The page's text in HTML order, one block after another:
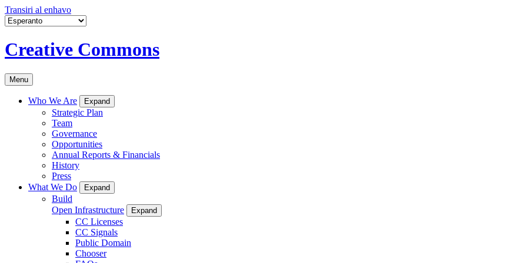
Transiri al enhavo
Creative Commons
Menu
Who We Are Expand
Strategic Plan
Team
Governance
Opportunities
Annual Reports & Financials
History
Press
What We Do
Expand
Build
Open Infrastructure
Expand
CC Licenses
CC Signals
Public Domain
Chooser